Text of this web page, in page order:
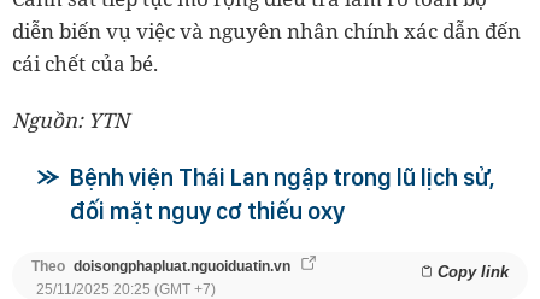
diễn biến vụ việc và nguyên nhân chính xác dẫn đến
cái chết của bé.
Nguồn: YTN
Bệnh viện Thái Lan ngập trong lũ lịch sử,
đối mặt nguy cơ thiếu oxy
Theo doisongphapluat.nguoiduatin.vn Copy link
25/11/2025 20:25 (GMT +7)